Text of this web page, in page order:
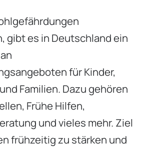
gibt es in Deutschland ein
für Kinder,
Familien. Dazu gehören
Frühe Hilfen,
und vieles mehr. Ziel
frühzeitig zu stärken und